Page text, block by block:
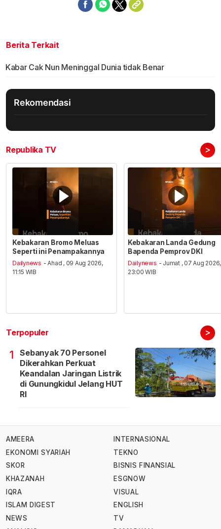
Berita Terkait
Kabar Cak Nun Meninggal Dunia tidak Benar
Rekomendasi
Republika TV >
Kebakaran Bromo Meluas
Seperti ini Penampakannya
Dailynews - Ahad , 09 Aug 2026,
11:15 WIB
Kebakaran Landa Gedung
Bapenda Pemprov DKI
Dailynews - Jumat , 07 Aug 2026,
23:00 WIB
Terpopuler >
1
Sebanyak 70 Personel
Dikerahkan Perkuat
Keandalan Jaringan Listrik
di Gunungkidul Jelang HUT
RI
AMEERA
EKONOMI SYARIAH
SKOR
KHAZANAH
IQRA
ISLAM DIGEST
NEWS
INTERNASIONAL
TEKNO
BISNIS FINANSIAL
ESGNOW
VISUAL
ENGLISH
TV